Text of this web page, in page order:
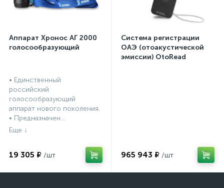
Аппарат Хронос АГ 2000
голосообразующий
• Единственный
российский
голосообразующий
аппарат нового поколения.
• Предназначен...
19 305 ₽
Система регистрации
ОАЭ (отоакустической
эмиссии) OtoRead
965 943 ₽